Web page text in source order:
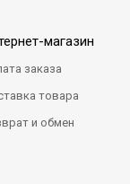
магазин
заказа
товара
и обмен